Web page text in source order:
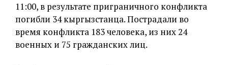
11:00, в результате приграничного конфликта
погибли 34 кыргызстанца. Пострадали во
время конфликта 183 человека, из них 24
военных и 75 гражданских лиц.